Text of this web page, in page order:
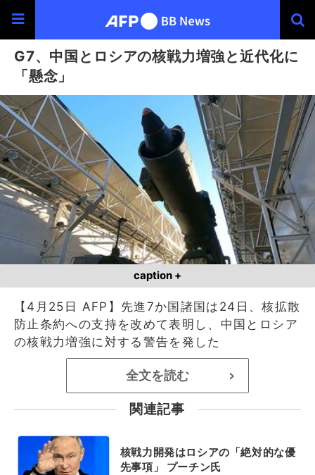
G7、中国とロシアの核戦力増強と近代化に
「懸念」
caption +
【4月25日 AFP】先進7か国諸国は24日、核拡散
防止条約への支持を改めて表明し、中国とロシア
の核戦力増強に対する警告を発した
全文を読む >
関連記事
核戦力開発はロシアの「絶対的な優
先事項」 プーチン氏